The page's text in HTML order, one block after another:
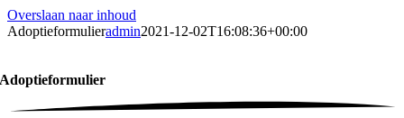
Overslaan naar inhoud
Adoptieformulieradmin2021-12-02T16:08:36+00:00
Adoptieformulier